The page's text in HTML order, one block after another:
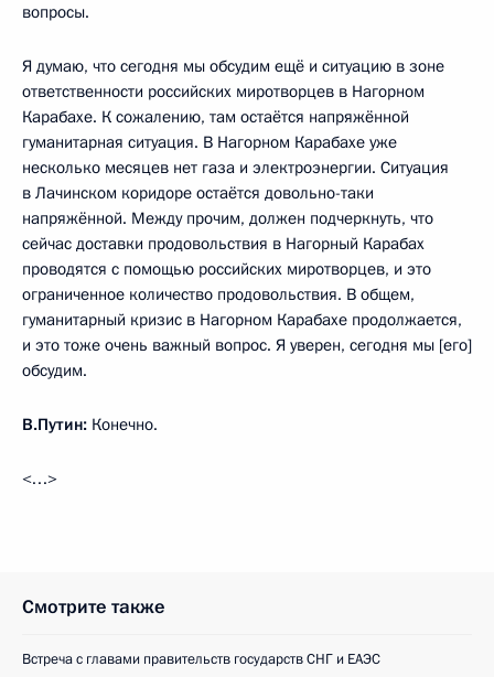
вопросы.
Я думаю, что сегодня мы обсудим ещё и ситуацию в зоне
ответственности российских миротворцев в Нагорном
Карабахе. К сожалению, там остаётся напряжённой
гуманитарная ситуация. В Нагорном Карабахе уже
несколько месяцев нет газа и электроэнергии. Ситуация
в Лачинском коридоре остаётся довольно-таки
напряжённой. Между прочим, должен подчеркнуть, что
сейчас доставки продовольствия в Нагорный Карабах
проводятся с помощью российских миротворцев, и это
ограниченное количество продовольствия. В общем,
гуманитарный кризис в Нагорном Карабахе продолжается,
и это тоже очень важный вопрос. Я уверен, сегодня мы [его]
обсудим.
В.Путин: Конечно.
<…>
Смотрите также
Встреча с главами правительств государств СНГ и ЕАЭС